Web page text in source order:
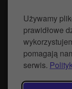
Używamy
prawidłowe
pomagają
serwis.
Mazowieckie
Śląskie
Polityka
Polityka Cookies
Strona